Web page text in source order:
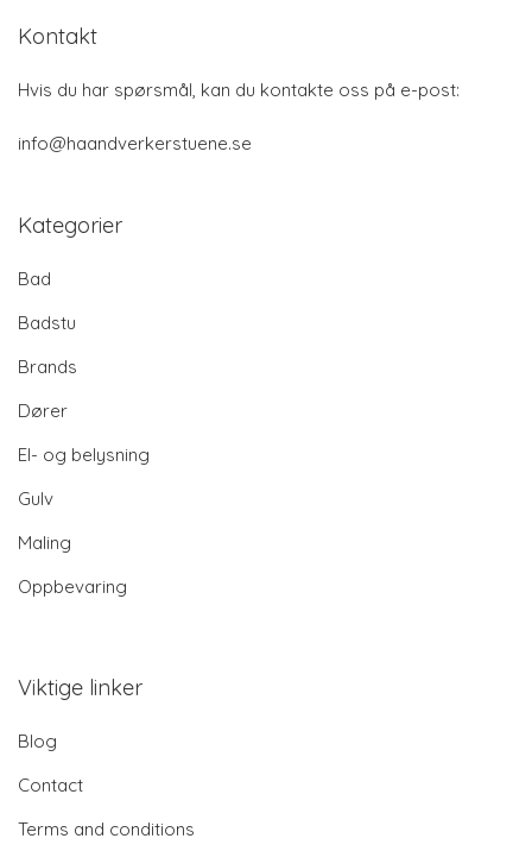
Kontakt
Hvis du har spørsmål, kan du kontakte oss på e-post:
info@haandverkerstuene.se
Kategorier
Bad
Badstu
Brands
Dører
El- og belysning
Gulv
Maling
Oppbevaring
Viktige linker
Blog
Contact
Terms and conditions